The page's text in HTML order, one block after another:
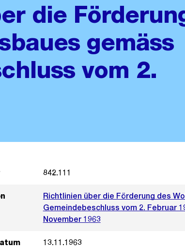
die
gemäss
vom 2.
842.111
Richtlinien über die Förderung des
Gemeindebeschluss vom 2. Februar
November 1963
13.11.1963